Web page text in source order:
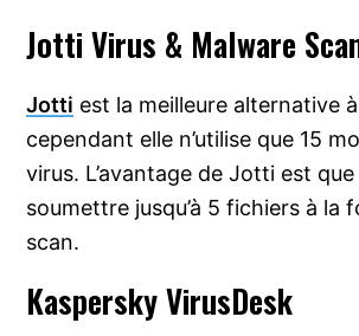
Jotti Virus & Malware
Jotti est la meilleure alternative
cependant elle n’utilise que 15
virus. L’avantage de Jotti est
soumettre jusqu’à 5 fichiers à la
scan.
Kaspersky VirusDesk